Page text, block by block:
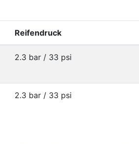
Reifendruck
2.3 bar / 33 psi
2.3 bar / 33 psi